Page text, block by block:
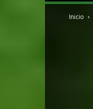
Inicio